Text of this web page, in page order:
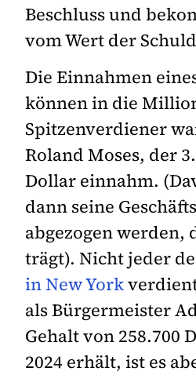
Beschluss und
vom Wert der
Die Einnahmen
können in die
Spitzenverdiener
Roland Moses, der
Dollar einnahm.
dann seine
abgezogen werden,
trägt). Nicht jeder
in New York
als Bürgermeister
Gehalt von 258.700
2024 erhält, ist es